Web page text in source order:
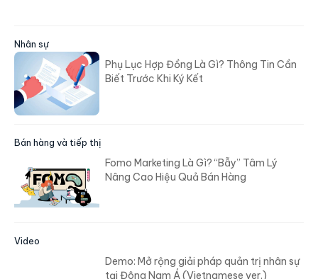
Nhân sự
Phụ Lục Hợp Đồng Là Gì? Thông Tin Cần
Biết Trước Khi Ký Kết
Bán hàng và tiếp thị
Fomo Marketing Là Gì? “Bẫy” Tâm Lý
Nâng Cao Hiệu Quả Bán Hàng
Video
Demo: Mở rộng giải pháp quản trị nhân sự
tại Đông Nam Á (Vietnamese ver.)